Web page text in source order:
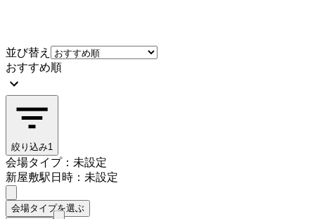
並び替え
おすすめ順
絞り込み1
会場タイプ：未設定
新屋敷駅日時：未設定
会場タイプを選ぶ